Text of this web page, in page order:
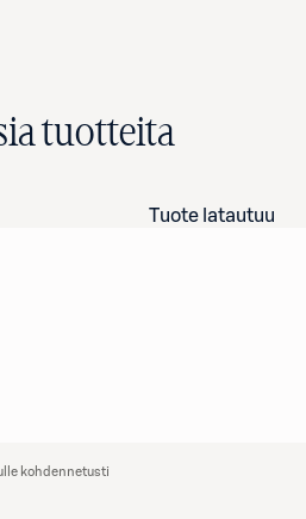
tuotteita
Tuote latautuu
kohdennetusti